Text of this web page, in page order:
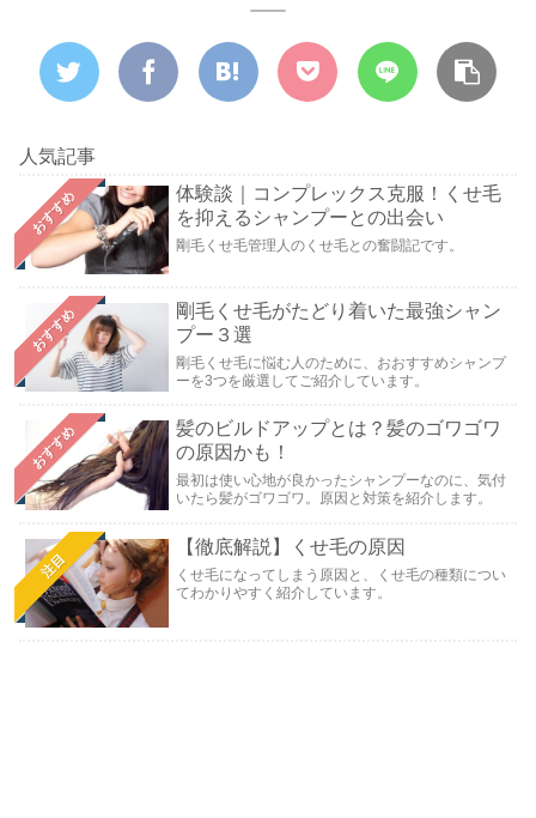
人気記事
おすすめ
体験談｜コンプレックス克服！くせ毛
を抑えるシャンプーとの出会い
剛毛くせ毛管理人のくせ毛との奮闘記です。
おすすめ
剛毛くせ毛がたどり着いた最強シャン
プー３選
剛毛くせ毛に悩む人のために、おおすすめシャンプ
ーを3つを厳選してご紹介しています。
おすすめ
髪のビルドアップとは？髪のゴワゴワ
の原因かも！
最初は使い心地が良かったシャンプーなのに、気付
いたら髪がゴワゴワ。原因と対策を紹介します。
注目
【徹底解説】くせ毛の原因
くせ毛になってしまう原因と、くせ毛の種類につい
てわかりやすく紹介しています。